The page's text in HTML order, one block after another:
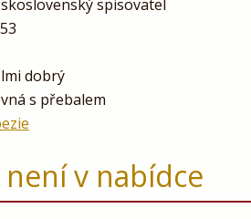
spisovatel
dobrý
s přebalem
v nabídce